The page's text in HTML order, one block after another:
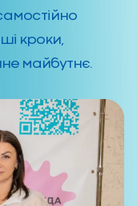
кроки,
майбутнє.